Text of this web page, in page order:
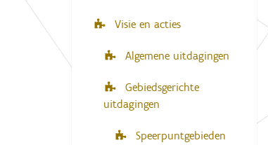
Visie en acties
Algemene uitdagingen
Gebiedsgerichte
uitdagingen
Speerpuntgebieden